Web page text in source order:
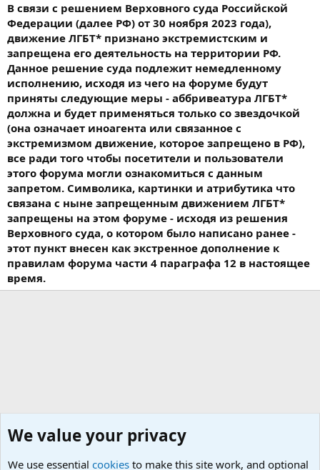
В связи с решением Верховного суда Российской
Федерации (далее РФ) от 30 ноября 2023 года),
движение ЛГБТ* признано экстремистским и
запрещена его деятельность на территории РФ.
Данное решение суда подлежит немедленному
исполнению, исходя из чего на форуме будут
приняты следующие меры - аббривеатура ЛГБТ*
должна и будет применяться только со звездочкой
(она означает иноагента или связанное с
экстремизмом движение, которое запрещено в РФ),
все ради того чтобы посетители и пользователи
этого форума могли ознакомиться с данным
запретом. Символика, картинки и атрибутика что
связана с ныне запрещенным движением ЛГБТ*
запрещены на этом форуме - исходя из решения
Верховного суда, о котором было написано ранее -
этот пункт внесен как экстренное дополнение к
правилам форума части 4 параграфа 12 в настоящее
время.
We value your privacy
We use essential cookies to make this site work, and optional